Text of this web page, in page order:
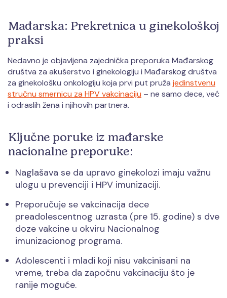
Mađarska: Prekretnica u ginekološkoj
praksi
Nedavno je objavljena zajednička preporuka Mađarskog
društva za akušerstvo i ginekologiju i Mađarskog društva
za ginekološku onkologiju koja prvi put pruža jedinstvenu
stručnu smernicu za HPV vakcinaciju – ne samo dece, već
i odraslih žena i njihovih partnera.
Ključne poruke iz mađarske
nacionalne preporuke:
Naglašava se da upravo ginekolozi imaju važnu
ulogu u prevenciji i HPV imunizaciji.
Preporučuje se vakcinacija dece
preadolescentnog uzrasta (pre 15. godine) s dve
doze vakcine u okviru Nacionalnog
imunizacionog programa.
Adolescenti i mladi koji nisu vakcinisani na
vreme, treba da započnu vakcinaciju što je
ranije moguće.